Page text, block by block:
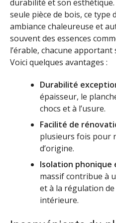
durabilité et son esthétique.
seule pièce de bois, ce type
ambiance chaleureuse et
souvent des essences
l’érable, chacune
Voici quelques avantages :
Durabilité
épaisseur, le
chocs et à l’usure.
Facilité de
plusieurs fois pour
d’origine.
Isolation
massif contribue à
et à la régulation
intérieure.